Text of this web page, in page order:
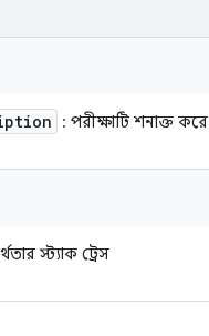
: পরীক্ষাটি শনাক্ত করে
স্ট্যাক ট্রেস